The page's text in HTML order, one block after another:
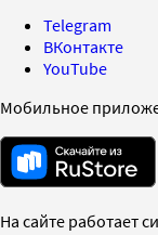
Telegram
ВКонтакте
YouTube
Мобильное
На сайте работает